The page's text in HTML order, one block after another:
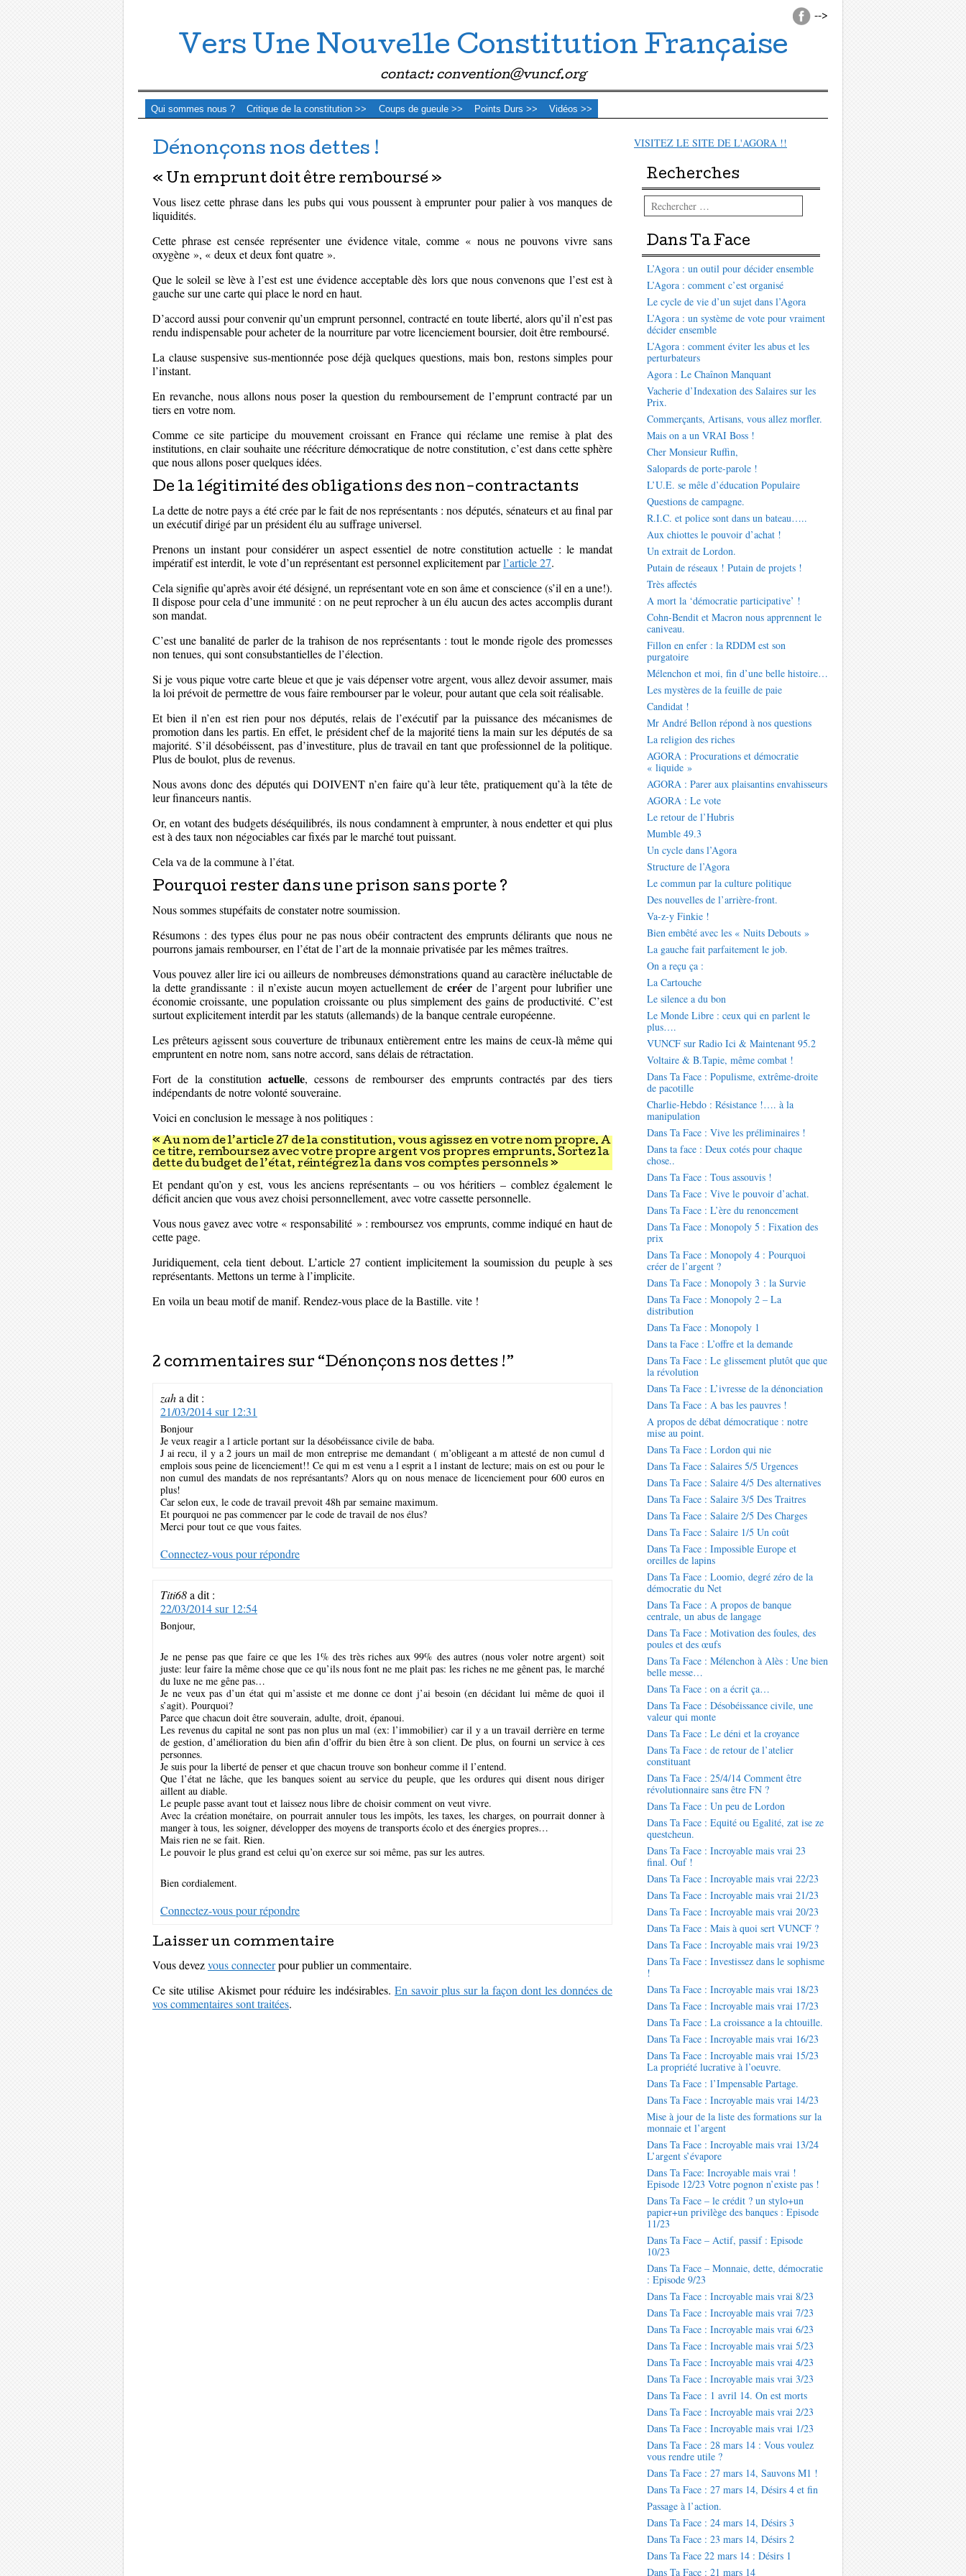
Vers Une Nouvelle Constitution Française
contact: convention@vuncf.org
Menu ☰
Passer directement au contenu
Qui sommes nous ? Critique de la constitution >> Coups de gueule >> Points Durs >> Vidéos >>
-->
Dénonçons nos dettes !
« Un emprunt doit être remboursé »
Vous lisez cette phrase dans les pubs qui vous poussent à emprunter pour palier à vos manques de
liquidités.
Cette phrase est censée représenter une évidence vitale, comme « nous ne pouvons vivre sans
oxygène », « deux et deux font quatre ».
Que le soleil se lève à l’est est une évidence acceptable dès lors que nous convenons que l’est est à
gauche sur une carte qui place le nord en haut.
D’accord aussi pour convenir qu’un emprunt personnel, contracté en toute liberté, alors qu’il n’est pas
rendu indispensable pour acheter de la nourriture par votre licenciement boursier, doit être remboursé.
La clause suspensive sus-mentionnée pose déjà quelques questions, mais bon, restons simples pour
l’instant.
En revanche, nous allons nous poser la question du remboursement de l’emprunt contracté par un
tiers en votre nom.
Comme ce site participe du mouvement croissant en France qui réclame une remise à plat des
institutions, en clair souhaite une réécriture démocratique de notre constitution, c’est dans cette sphère
que nous allons poser quelques idées.
De la légitimité des obligations des non-contractants
La dette de notre pays a été crée par le fait de nos représentants : nos députés, sénateurs et au final par
un exécutif dirigé par un président élu au suffrage universel.
Prenons un instant pour considérer un aspect essentiel de notre constitution actuelle : le mandat
impératif est interdit, le vote d’un représentant est personnel explicitement parl’article 27.
Cela signifie qu’après avoir été désigné, un représentant vote en son âme et conscience (s’il en a une!).
Il dispose pour cela d’une immunité : on ne peut reprocher à un élu aucun des actes accomplis durant
son mandat.
C’est une banalité de parler de la trahison de nos représentants : tout le monde rigole des promesses
non tenues, qui sont consubstantielles de l’élection.
Si je vous pique votre carte bleue et que je vais dépenser votre argent, vous allez devoir assumer, mais
la loi prévoit de permettre de vous faire rembourser par le voleur, pour autant que cela soit réalisable.
Et bien il n’en est rien pour nos députés, relais de l’exécutif par la puissance des mécanismes de
promotion dans les partis. En effet, le président chef de la majorité tiens la main sur les députés de sa
majorité. S’il désobéissent, pas d’investiture, plus de travail en tant que professionnel de la politique.
Plus de boulot, plus de revenus.
Nous avons donc des députés qui DOIVENT n’en faire qu’à leur tête, pratiquement qu’à la tête de
leur financeurs nantis.
Or, en votant des budgets déséquilibrés, ils nous condamnent à emprunter, à nous endetter et qui plus
est à des taux non négociables car fixés par le marché tout puissant.
Cela va de la commune à l’état.
Pourquoi rester dans une prison sans porte ?
Nous sommes stupéfaits de constater notre soumission.
Résumons : des types élus pour ne pas nous obéir contractent des emprunts délirants que nous ne
pourrons jamais rembourser, en l’état de l’art de la monnaie privatisée par les mêmes traîtres.
Vous pouvez aller lire ici ou ailleurs de nombreuses démonstrations quand au caractère inéluctable de
la dette grandissante : il n’existe aucun moyen actuellement decréer de l’argent pour lubrifier une
économie croissante, une population croissante ou plus simplement des gains de productivité. C’est
surtout explicitement interdit par les statuts (allemands) de la banque centrale européenne.
Les prêteurs agissent sous couverture de tribunaux entièrement entre les mains de ceux-là même qui
empruntent en notre nom, sans notre accord, sans délais de rétractation.
Fort de la constitution actuelle, cessons de rembourser des emprunts contractés par des tiers
indépendants de notre volonté souveraine.
Voici en conclusion le message à nos politiques :
« Au nom de l’article 27 de la constitution, vous agissez en votre nom propre. A
ce titre, remboursez avec votre propre argent vos propres emprunts. Sortez la
dette du budget de l’état, réintégrez la dans vos comptes personnels »
Et pendant qu’on y est, vous les anciens représentants – ou vos héritiers – comblez également le
déficit ancien que vous avez choisi personnellement, avec votre cassette personnelle.
Vous nous gavez avec votre « responsabilité » : remboursez vos emprunts, comme indiqué en haut de
cette page.
Juridiquement, cela tient debout. L’article 27 contient implicitement la soumission du peuple à ses
représentants. Mettons un terme à l’implicite.
En voila un beau motif de manif. Rendez-vous place de la Bastille. vite !
2 commentaires sur “Dénonçons nos dettes !”
zaha dit :
21/03/2014 sur 12:31
Bonjour
Je veux reagir a l article portant sur la désobéissance civile de baba.
J ai recu, il y a 2 jours un mail de mon entreprise me demandant ( m’obligeant a m attesté de non cumul d
emplois sous peine de licenciement!! Ce qui m est venu a l esprit a l instant de lecture; mais on est ou pour le
non cumul des mandats de nos représantants? Alors qu on nous menace de licenciement pour 600 euros en
plus!
Car selon eux, le code de travail prevoit 48h par semaine maximum.
Et pourquoi ne pas commencer par le code de travail de nos élus?
Merci pour tout ce que vous faites.
Connectez-vous pour répondre
Titi68a dit :
22/03/2014 sur 12:54
Bonjour,
Je ne pense pas que faire ce que les 1% des très riches aux 99% des autres (nous voler notre argent) soit
juste: leur faire la même chose que ce qu’ils nous font ne me plait pas: les riches ne me gênent pas, le marché
du luxe ne me gêne pas…
Je ne veux pas d’un état qui m’assiste et me donne ce dont j’ai besoin (en décidant lui même de quoi il
s’agit). Pourquoi?
Parce que chacun doit être souverain, adulte, droit, épanoui.
Les revenus du capital ne sont pas non plus un mal (ex: l’immobilier) car il y a un travail derrière en terme
de gestion, d’amélioration du bien afin d’offrir du bien être à son client. De plus, on fourni un service à ces
personnes.
Je suis pour la liberté de penser et que chacun trouve son bonheur comme il l’entend.
Que l’état ne lâche, que les banques soient au service du peuple, que les ordures qui disent nous diriger
aillent au diable.
Le peuple passe avant tout et laissez nous libre de choisir comment on veut vivre.
Avec la création monétaire, on pourrait annuler tous les impôts, les taxes, les charges, on pourrait donner à
manger à tous, les soigner, développer des moyens de transports écolo et des énergies propres…
Mais rien ne se fait. Rien.
Le pouvoir le plus grand est celui qu’on exerce sur soi même, pas sur les autres.
Bien cordialement.
Connectez-vous pour répondre
Laisser un commentaire
Vous devezvous connecterpour publier un commentaire.
Ce site utilise Akismet pour réduire les indésirables. En savoir plus sur la façon dont les données de
vos commentaires sont traitées.
VISITEZ LE SITE DE L'AGORA !!
Recherches
Rechercher
Dans Ta Face
L’Agora : un outil pour décider ensemble
L’Agora : comment c’est organisé
Le cycle de vie d’un sujet dans l’Agora
L’Agora : un système de vote pour vraiment
décider ensemble
L’Agora : comment éviter les abus et les
perturbateurs
Agora : Le Chaînon Manquant
Vacherie d’Indexation des Salaires sur les
Prix.
Commerçants, Artisans, vous allez morfler.
Mais on a un VRAI Boss !
Cher Monsieur Ruffin,
Salopards de porte-parole !
L’U.E. se mêle d’éducation Populaire
Questions de campagne.
R.I.C. et police sont dans un bateau…..
Aux chiottes le pouvoir d’achat !
Un extrait de Lordon.
Putain de réseaux ! Putain de projets !
Très affectés
A mort la ‘démocratie participative’ !
Cohn-Bendit et Macron nous apprennent le
caniveau.
Fillon en enfer : la RDDM est son
purgatoire
Mélenchon et moi, fin d’une belle histoire…
Les mystères de la feuille de paie
Candidat !
Mr André Bellon répond à nos questions
La religion des riches
AGORA : Procurations et démocratie
« liquide »
AGORA : Parer aux plaisantins envahisseurs
AGORA : Le vote
Le retour de l’Hubris
Mumble 49.3
Un cycle dans l’Agora
Structure de l’Agora
Le commun par la culture politique
Des nouvelles de l’arrière-front.
Va-z-y Finkie !
Bien embêté avec les « Nuits Debouts »
La gauche fait parfaitement le job.
On a reçu ça :
La Cartouche
Le silence a du bon
Le Monde Libre : ceux qui en parlent le
plus….
VUNCF sur Radio Ici & Maintenant 95.2
Voltaire & B.Tapie, même combat !
Dans Ta Face : Populisme, extrême-droite
de pacotille
Charlie-Hebdo : Résistance !…. à la
manipulation
Dans Ta Face : Vive les préliminaires !
Dans ta face : Deux cotés pour chaque
chose..
Dans Ta Face : Tous assouvis !
Dans Ta Face : Vive le pouvoir d’achat.
Dans Ta Face : L’ère du renoncement
Dans Ta Face : Monopoly 5 : Fixation des
prix
Dans Ta Face : Monopoly 4 : Pourquoi
créer de l’argent ?
Dans Ta Face : Monopoly 3 : la Survie
Dans Ta Face : Monopoly 2 – La
distribution
Dans Ta Face : Monopoly 1
Dans ta Face : L’offre et la demande
Dans Ta Face : Le glissement plutôt que que
la révolution
Dans Ta Face : L’ivresse de la dénonciation
Dans Ta Face : A bas les pauvres !
A propos de débat démocratique : notre
mise au point.
Dans Ta Face : Lordon qui nie
Dans Ta Face : Salaires 5/5 Urgences
Dans Ta Face : Salaire 4/5 Des alternatives
Dans Ta Face : Salaire 3/5 Des Traitres
Dans Ta Face : Salaire 2/5 Des Charges
Dans Ta Face : Salaire 1/5 Un coût
Dans Ta Face : Impossible Europe et
oreilles de lapins
Dans Ta Face : Loomio, degré zéro de la
démocratie du Net
Dans Ta Face : A propos de banque
centrale, un abus de langage
Dans Ta Face : Motivation des foules, des
poules et des œufs
Dans Ta Face : Mélenchon à Alès : Une bien
belle messe…
Dans Ta Face : on a écrit ça…
Dans Ta Face : Désobéissance civile, une
valeur qui monte
Dans Ta Face : Le déni et la croyance
Dans Ta Face : de retour de l’atelier
constituant
Dans Ta Face : 25/4/14 Comment être
révolutionnaire sans être FN ?
Dans Ta Face : Un peu de Lordon
Dans Ta Face : Equité ou Egalité, zat ise ze
questcheun.
Dans Ta Face : Incroyable mais vrai 23
final. Ouf !
Dans Ta Face : Incroyable mais vrai 22/23
Dans Ta Face : Incroyable mais vrai 21/23
Dans Ta Face : Incroyable mais vrai 20/23
Dans Ta Face : Mais à quoi sert VUNCF ?
Dans Ta Face : Incroyable mais vrai 19/23
Dans Ta Face : Investissez dans le sophisme
!
Dans Ta Face : Incroyable mais vrai 18/23
Dans Ta Face : Incroyable mais vrai 17/23
Dans Ta Face : La croissance a la chtouille.
Dans Ta Face : Incroyable mais vrai 16/23
Dans Ta Face : Incroyable mais vrai 15/23
La propriété lucrative à l’oeuvre.
Dans Ta Face : l’Impensable Partage.
Dans Ta Face : Incroyable mais vrai 14/23
Mise à jour de la liste des formations sur la
monnaie et l’argent
Dans Ta Face : Incroyable mais vrai 13/24
L’argent s’évapore
Dans Ta Face: Incroyable mais vrai !
Episode 12/23 Votre pognon n’existe pas !
Dans Ta Face – le crédit ? un stylo+un
papier+un privilège des banques : Episode
11/23
Dans Ta Face – Actif, passif : Episode
10/23
Dans Ta Face – Monnaie, dette, démocratie
: Episode 9/23
Dans Ta Face : Incroyable mais vrai 8/23
Dans Ta Face : Incroyable mais vrai 7/23
Dans Ta Face : Incroyable mais vrai 6/23
Dans Ta Face : Incroyable mais vrai 5/23
Dans Ta Face : Incroyable mais vrai 4/23
Dans Ta Face : Incroyable mais vrai 3/23
Dans Ta Face : 1 avril 14. On est morts
Dans Ta Face : Incroyable mais vrai 2/23
Dans Ta Face : Incroyable mais vrai 1/23
Dans Ta Face : 28 mars 14 : Vous voulez
vous rendre utile ?
Dans Ta Face : 27 mars 14, Sauvons M1 !
Dans Ta Face : 27 mars 14, Désirs 4 et fin
Passage à l’action.
Dans Ta Face : 24 mars 14, Désirs 3
Dans Ta Face : 23 mars 14, Désirs 2
Dans Ta Face 22 mars 14 : Désirs 1
Dans Ta Face : 21 mars 14